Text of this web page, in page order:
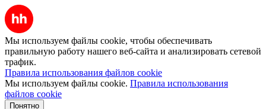
Мы используем файлы cookie, чтобы обеспечивать
правильную работу нашего веб-сайта и анализировать сетевой
трафик.
Правила использования файлов cookie
Мы используем файлы cookie. Правила использования
файлов cookie
Понятно